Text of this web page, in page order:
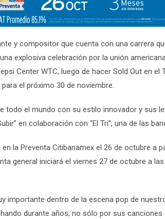
y compositor que cuenta con una carrera
explosiva celebración por la unión
Center WTC, luego de hacer Sold Out en
el próximo 30 de noviembre.
todo el mundo con su estilo innovador y sus
en colaboración con “El Tri”, una de las
la Preventa Citibanamex el 26 de octubre a
general iniciará el viernes 27 de octubre a
importante dentro de la escena pop de
durante años, no sólo por sus